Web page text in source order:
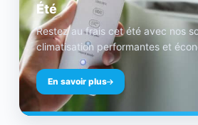
Été
Restez au frais cet été avec nos
climatisation performantes et
En savoir plus